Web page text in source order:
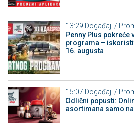
13:29 Događaji /
Penny Plus
programa –
16. augusta
15:07 Događaji /
Odlični popusti:
asortimana samo